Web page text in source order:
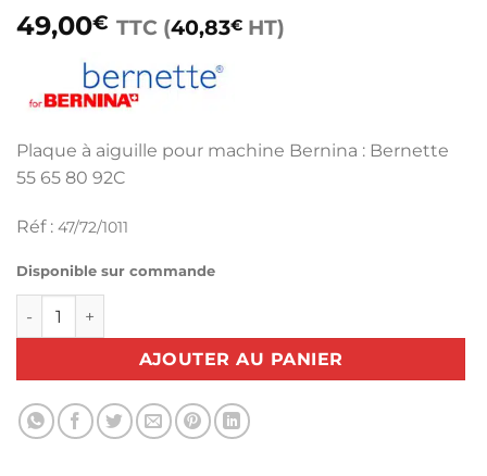
49,00€ TTC (40,83€ HT)
Plaque à aiguille pour machine Bernina : Bernette
55 65 80 92C
Réf : 47/72/1011
Disponible sur commande
quantité de Plaque à aiguille BERNETTE 65 80 92C
AJOUTER AU PANIER